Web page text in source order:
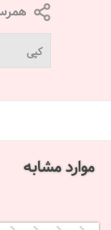
کپی
موارد مشابه